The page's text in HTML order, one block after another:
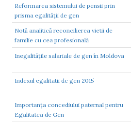
Reformarea sistemului de pensii prin
prisma egalității de gen
Notă analitică reconcilierea vietii de
familie cu cea profesională
Inegalitățile salariale de gen în Moldova
Indexul egalitatii de gen 2015
Importanța concediului paternal pentru
Egalitatea de Gen